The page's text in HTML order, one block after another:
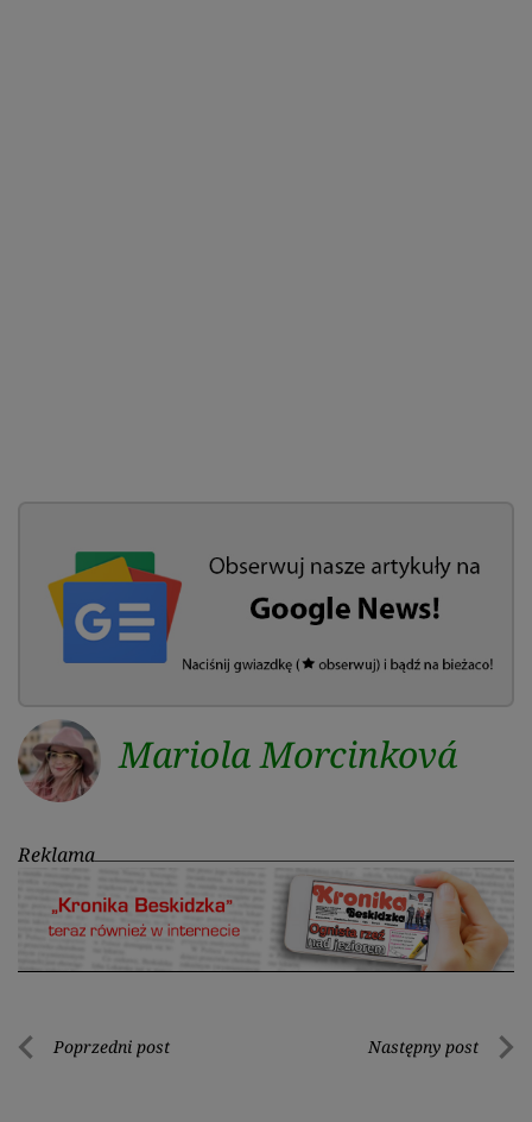
Mariola Morcinková
Reklama
Nawigacja
Poprzedni post Następny post